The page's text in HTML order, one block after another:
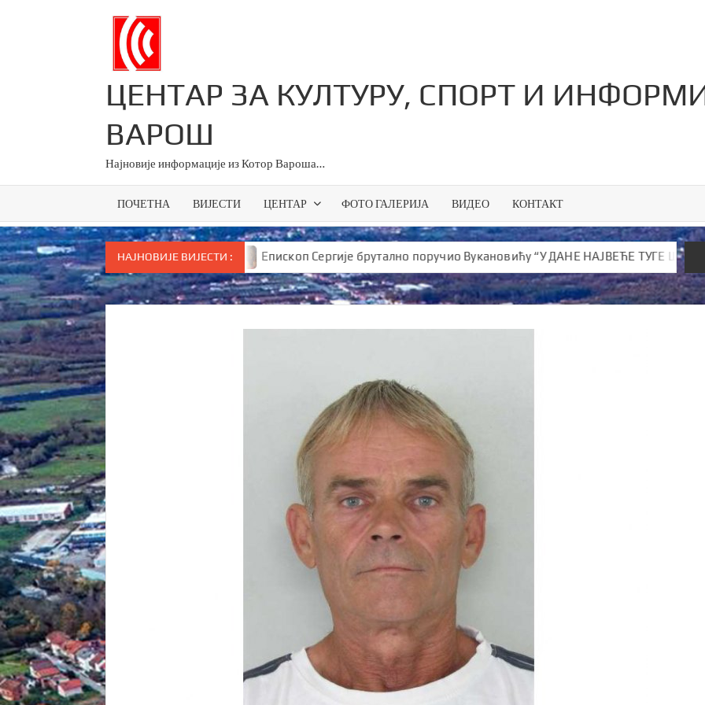
ЦЕНТАР ЗА КУЛТУРУ, СПОРТ И
ВАРОШ
Најновије информације из Котор Вароша…
ПОЧЕТНА ВИЈЕСТИ ЦЕНТАР ФОТО ГАЛЕРИЈА ВИДЕО КОНТАКТ
НАЈНОВИЈЕ ВИЈЕСТИ :
за све основце у Српској Епископ Сергије брутално поручио Вукановићу “У ДАНЕ НАЈВЕЋЕ ТУГЕ ШИРИШ